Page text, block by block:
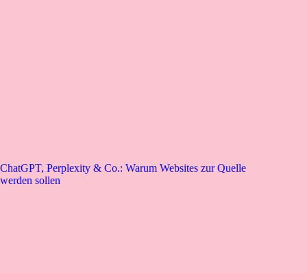
ChatGPT, Perplexity & Co.: Warum Websites zur Quelle
werden sollen